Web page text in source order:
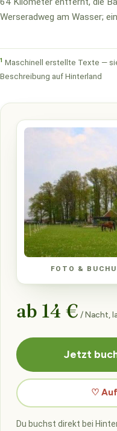
Werseradweg am Wasser;
1
Maschinell erstellte Texte —
Beschreibung auf Hinterland
FOTO &
ab 14 € / Nacht,
Jetzt
♡
Du buchst direkt bei